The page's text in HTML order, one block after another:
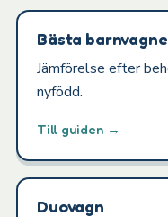
Bästa
Jämförelse efter
nyfödd.
Till guiden →
Duovagn